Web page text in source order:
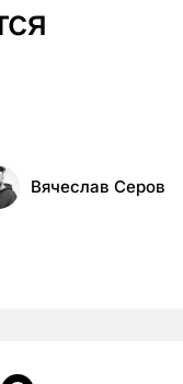
Вячеслав Серов